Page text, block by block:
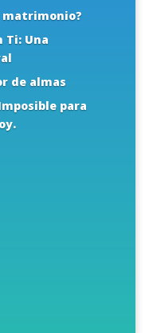
matrimonio?
Ti: Una
de almas
para